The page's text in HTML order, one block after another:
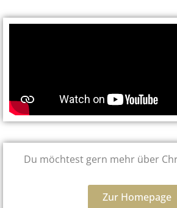
Du möchtest gern mehr über
Zur Homepage